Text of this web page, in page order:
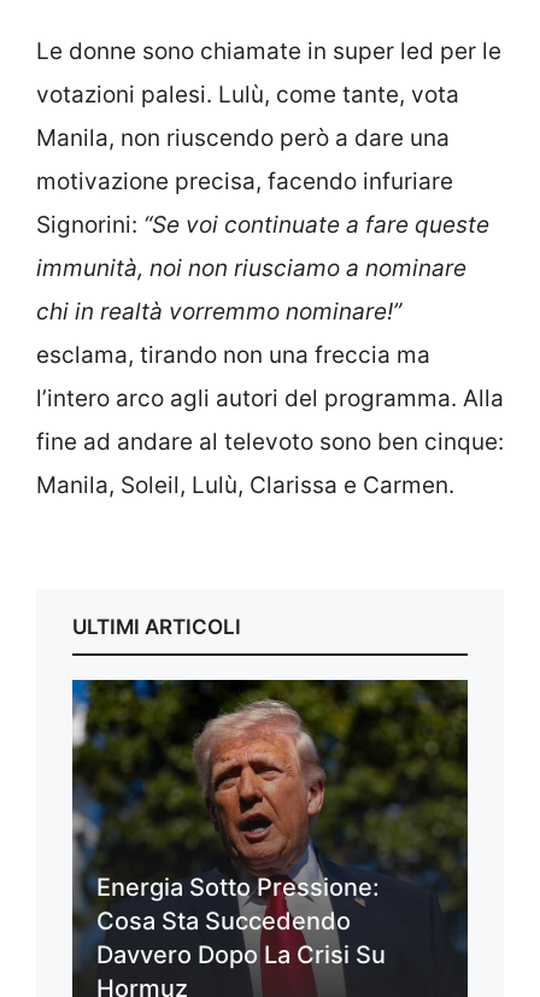
Le donne sono chiamate in super led per le
votazioni palesi. Lulù, come tante, vota
Manila, non riuscendo però a dare una
motivazione precisa, facendo infuriare
Signorini: “Se voi continuate a fare queste
immunità, noi non riusciamo a nominare
chi in realtà vorremmo nominare!”
esclama, tirando non una freccia ma
l’intero arco agli autori del programma. Alla
fine ad andare al televoto sono ben cinque:
Manila, Soleil, Lulù, Clarissa e Carmen.
ULTIMI ARTICOLI
Energia Sotto Pressione:
Cosa Sta Succedendo
Davvero Dopo La Crisi Su
Hormuz